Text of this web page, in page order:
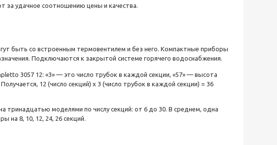
за удачное соотношению цены и качества.
быть со встроенным термовентилем и без него. Компактные приборы
Подключаются к закрытой системе горячего водоснабжения.
3057 12: «3» — это число трубок в каждой секции, «57» — высота
12 (число секций) х 3 (число трубок в каждой секции) = 36
тринадцатью моделями по числу секций: от 6 до 30. В среднем, одна
на 8, 10, 12, 24, 26 секций.